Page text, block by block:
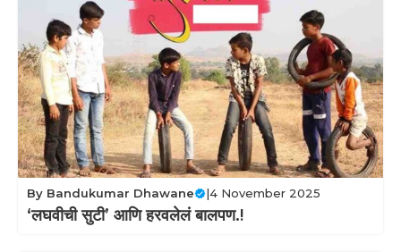
By Bandukumar Dhawane |4 November 2025
‘लघवीची सुटी’ आणि हरवलेलं बालपण.!